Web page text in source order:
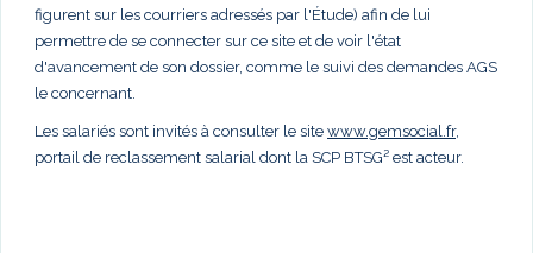
figurent sur les courriers adressés par l'Étude) afin de lui
permettre de se connecter sur ce site et de voir l'état
d'avancement de son dossier, comme le suivi des demandes AGS
le concernant.
Les salariés sont invités à consulter le site www.gemsocial.fr,
portail de reclassement salarial dont la SCP BTSG² est acteur.